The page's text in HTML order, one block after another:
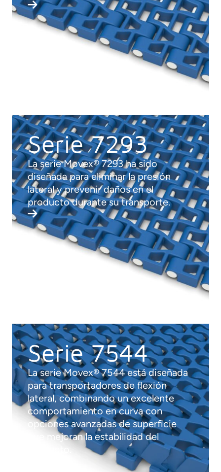
Serie 7293
La serie Movex® 7293 ha sido
diseñada para eliminar la presión
lateral y prevenir daños en el
producto durante su transporte.
Serie 7544
La serie Movex® 7544 está diseñada
para transportadores de flexión
lateral, combinando un excelente
comportamiento en curva con
opciones avanzadas de superficie
que mejoran la estabilidad del
producto.